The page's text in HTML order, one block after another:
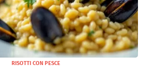
RISOTTI CON PESCE